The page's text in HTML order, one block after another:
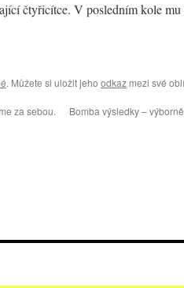
čtyřicítce. V posledním kole mu
. Můžete si uložit jeho odkaz mezi své
za sebou.
Bomba výsledky –